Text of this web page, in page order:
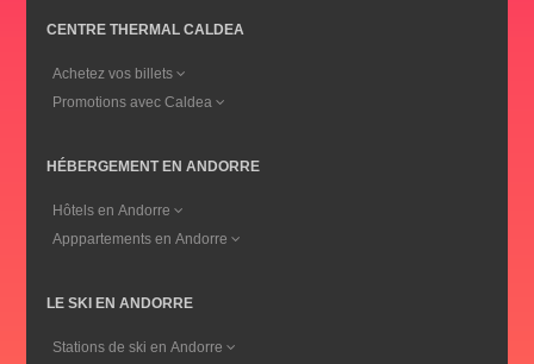
CENTRE THERMAL CALDEA
Achetez vos billets
Promotions avec Caldea
HÉBERGEMENT EN ANDORRE
Hôtels en Andorre
Apppartements en Andorre
LE SKI EN ANDORRE
Stations de ski en Andorre